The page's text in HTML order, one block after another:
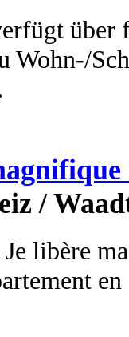
über
Wohn-/
/
libère